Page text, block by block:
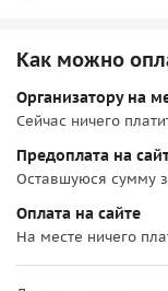
Как можно
Организатору на
Сейчас ничего
Предоплата на
Оставшуюся сумму
Оплата на сайте
На месте ничего